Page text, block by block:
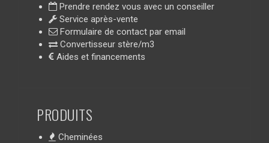
Prendre rendez vous avec un conseiller
Service après-vente
Formulaire de contact par email
Convertisseur stère/m3
Aides et financements
PRODUITS
Cheminées